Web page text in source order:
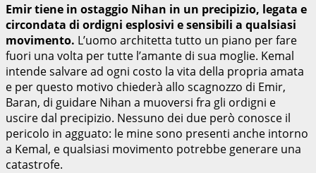
Emir tiene in ostaggio Nihan in un precipizio, legata e
circondata di ordigni esplosivi e sensibili a qualsiasi
movimento. L’uomo architetta tutto un piano per fare
fuori una volta per tutte l’amante di sua moglie. Kemal
intende salvare ad ogni costo la vita della propria amata
e per questo motivo chiederà allo scagnozzo di Emir,
Baran, di guidare Nihan a muoversi fra gli ordigni e
uscire dal precipizio. Nessuno dei due però conosce il
pericolo in agguato: le mine sono presenti anche intorno
a Kemal, e qualsiasi movimento potrebbe generare una
catastrofe.